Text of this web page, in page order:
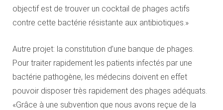
objectif est de trouver un cocktail de phages actifs
contre cette bactérie résistante aux antibiotiques.»
Autre projet: la constitution d’une banque de phages.
Pour traiter rapidement les patients infectés par une
bactérie pathogène, les médecins doivent en effet
pouvoir disposer très rapidement des phages adéquats.
«Grâce à une subvention que nous avons reçue de la